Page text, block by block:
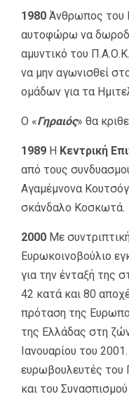
1980 Άνθρωπος του
αυτοφώρω να
αμυντικό του
να μην αγωνισθεί
ομάδων για τα
Ο «Γηραιός» θα
1989 Η Κεντρική
από τους
Αγαμέμνονα
σκάνδαλο Κοσκωτά.
2000 Με
Ευρωκοινοβούλιο
για την ένταξή της
42 κατά και 80
πρόταση της
της Ελλάδας στη
Ιανουαρίου του
ευρωβουλευτές του
και του